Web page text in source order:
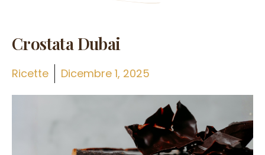
Crostata Dubai
Ricette Dicembre 1, 2025